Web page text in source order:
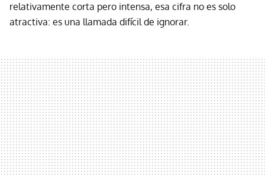
relativamente corta pero intensa, esa cifra no es solo
atractiva: es una llamada difícil de ignorar.